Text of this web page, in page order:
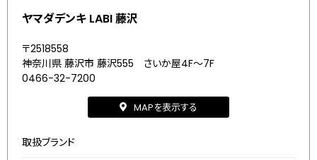
ヤマダデンキ LABI 藤沢
〒2518558
神奈川県 藤沢市 藤沢555 さいか屋4F～7F
0466-32-7200
MAPを表示する
取扱ブランド